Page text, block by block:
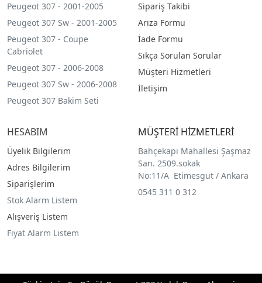
Peugeot 307 - 2001-2005
Peugeot 307 Sw - 2001-2005
Peugeot 307 - Coupe
Cabriolet
Peugeot 307 - 2006-2008
Peugeot 307 Sw - 2006-2008
Peugeot 307 Bakim Seti
Sipariş Takibi
Arıza Formu
İade Formu
Sıkça Sorulan Sorular
Müşteri Hizmetleri
İletişim
HESABIM
Üyelik Bilgilerim
Adres Bilgilerim
Siparişlerim
Stok Alarm Listem
Alışveriş Listem
Fiyat Alarm Listem
MÜŞTERİ HİZMETLERİ
Bahçekapı Mahallesi Şaşmaz
San. 2509.sokak
No:11/A Etimesgut / Ankara
0545 311 0 312